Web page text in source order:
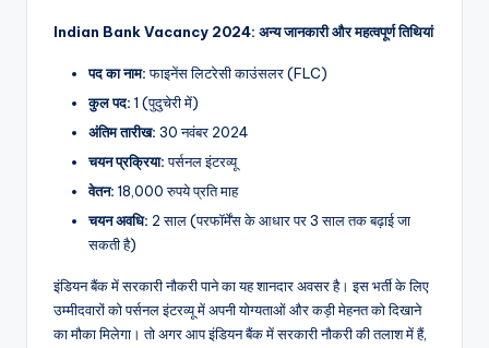
Indian Bank Vacancy 2024: अन्य जानकारी और महत्वपूर्ण तिथियां
पद का नाम:फाइनेंस लिटरेसी काउंसलर (FLC)
कुल पद: 1 (पुदुचेरी में)
अंतिम तारीख: 30 नवंबर 2024
चयन प्रक्रिया:पर्सनल इंटरव्यू
वेतन: 18,000 रुपये प्रति माह
चयन अवधि: 2 साल (परफॉर्मेंस के आधार पर 3 साल तक बढ़ाई जा
सकती है)
इंडियन बैंक में सरकारी नौकरी पाने का यह शानदार अवसर है। इस भर्ती के लिए
उम्मीदवारों को पर्सनल इंटरव्यू में अपनी योग्यताओं और कड़ी मेहनत को दिखाने
का मौका मिलेगा। तो अगर आप इंडियन बैंक में सरकारी नौकरी की तलाश में हैं,